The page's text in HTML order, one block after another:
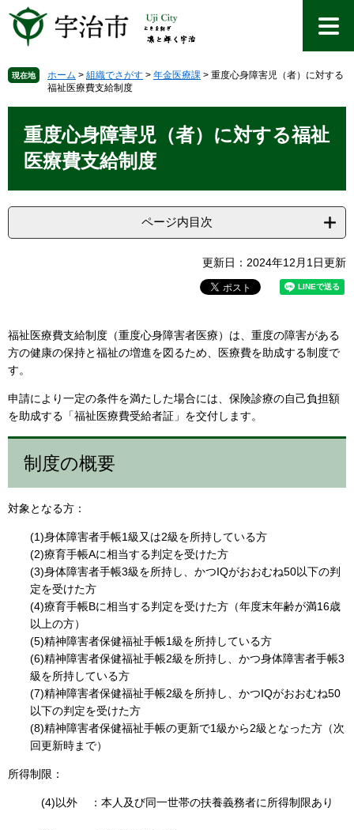
先
で
を
ば
へ
現在地 ホーム > 組織でさがす > 年金医療課 > 重度心身障害児（者）に対する
福祉医療費支給制度
重度心身障害児（者）に対する福祉
医療費支給制度
ページ内目次
更新日：2024年12月1日更新
福祉医療費支給制度（重度心身障害者医療）は、重度の障害がある
方の健康の保持と福祉の増進を図るため、医療費を助成する制度で
す。
申請により一定の条件を満たした場合には、保険診療の自己負担額
を助成する「福祉医療費受給者証」を交付します。
制度の概要
対象となる方：
(1)身体障害者手帳1級又は2級を所持している方
(2)療育手帳Aに相当する判定を受けた方
(3)身体障害者手帳3級を所持し、かつIQがおおむね50以下の判
定を受けた方
(4)療育手帳Bに相当する判定を受けた方（年度末年齢が満16歳
以上の方）
(5)精神障害者保健福祉手帳1級を所持している方
(6)精神障害者保健福祉手帳2級を所持し、かつ身体障害者手帳3
級を所持している方
(7)精神障害者保健福祉手帳2級を所持し、かつIQがおおむね50
以下の判定を受けた方
(8)精神障害者保健福祉手帳の更新で1級から2級となった方（次
回更新時まで）
所得制限：
(4)以外 ：本人及び同一世帯の扶養義務者に所得制限あり